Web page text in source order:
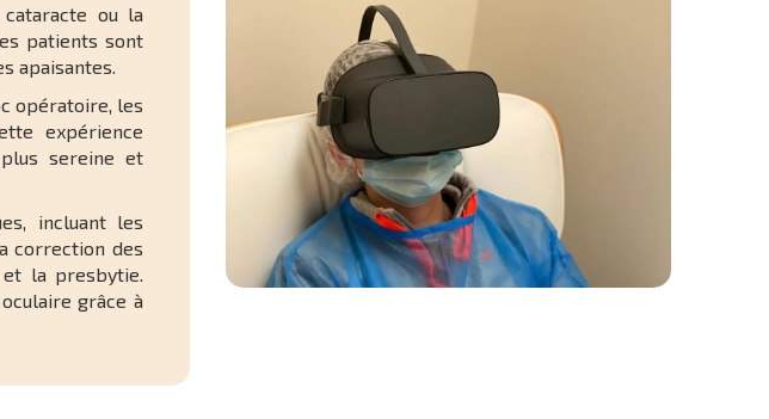
ou la
patients sont
apaisantes.
opératoire, les
expérience
sereine et
incluant les
correction des
la presbytie.
grâce à